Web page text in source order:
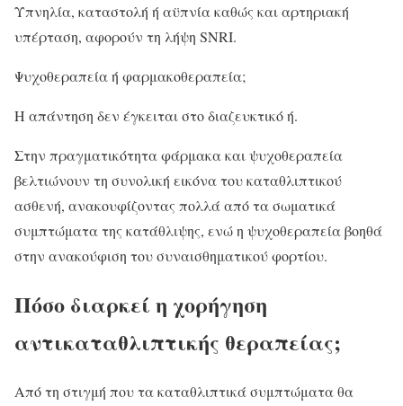
Υπνηλία, καταστολή ή αϋπνία καθώς και αρτηριακή
υπέρταση, αφορούν τη λήψη SNRI.
Ψυχοθεραπεία ή φαρμακοθεραπεία;
Η απάντηση δεν έγκειται στο διαζευκτικό ή.
Στην πραγματικότητα φάρμακα και ψυχοθεραπεία
βελτιώνουν τη συνολική εικόνα του καταθλιπτικού
ασθενή, ανακουφίζοντας πολλά από τα σωματικά
συμπτώματα της κατάθλιψης, ενώ η ψυχοθεραπεία βοηθά
στην ανακούφιση του συναισθηματικού φορτίου.
Πόσο διαρκεί η χορήγηση
αντικαταθλιπτικής θεραπείας;
Από τη στιγμή που τα καταθλιπτικά συμπτώματα θα